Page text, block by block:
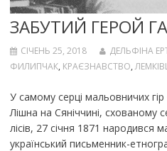
ЗАБУТИЙ ГЕРОЙ
СІЧЕНЬ 25, 2018 ДЕЛЬФІНА
ФИЛИПЧАК, КРАЄЗНАВСТВО,
У самому серці мальовничих
Лішна на Сяніччині, схованому
лісів, 27 січня 1871 народився
український письменник-